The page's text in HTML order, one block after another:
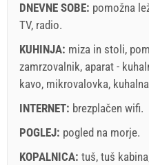
Rezervirajte in
jih zapišite spodaj in
DNEVNE SOBE: pomožna
TV, radio.
KUHINJA: miza in stoli,
zamrzovalnik, aparat -
kavo, mikrovalovka,
INTERNET: brezplačen wifi.
POGLEJ: pogled na morje.
KOPALNICA: tuš, tuš kabina